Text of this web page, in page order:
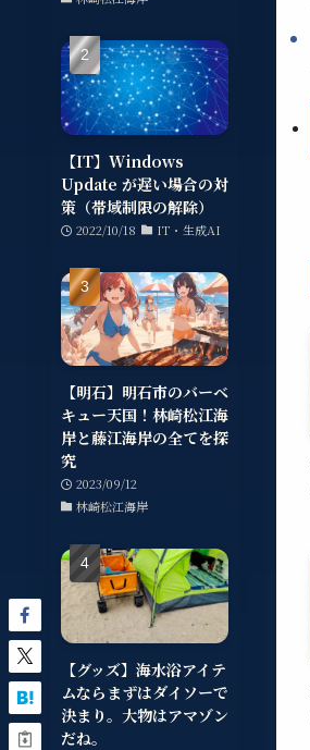
【IT】Windows
Update が遅い場合の対
策（帯域制限の解除）
2022/10/18 IT・生成AI
【明石】明石市のバーベ
キュー天国！林崎松江海
岸と藤江海岸の全てを探
究
2023/09/12
林崎松江海岸
【グッズ】海水浴アイテ
ムならまずはダイソーで
決まり。大物はアマゾン
だね。